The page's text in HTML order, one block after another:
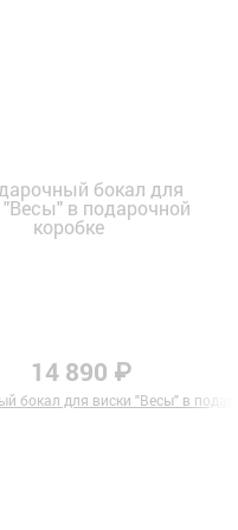
коробке
14 890 ₽
бокал для виски "Весы" в